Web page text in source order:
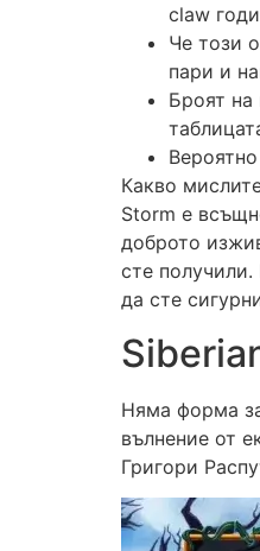
claw
Че този
пари и
Броят на
Какво
Storm е
доброто
сте
да сте
Няма форма
вълнение от
Григори